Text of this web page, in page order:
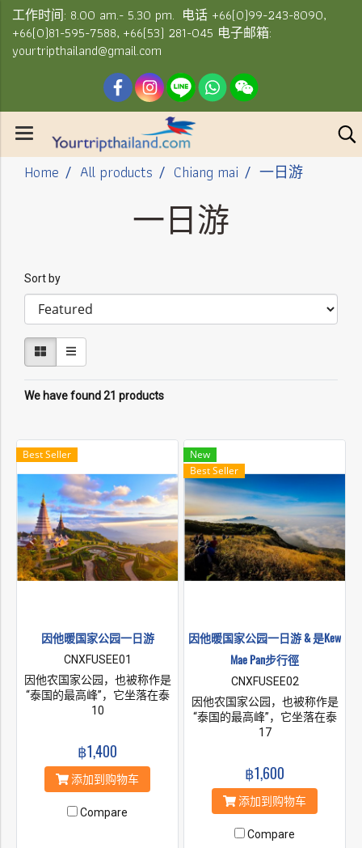
工作时间: 8.00 am.- 5.30 pm. 电话 +66(0)99-243-8090,
+66(0)81-595-7588, +66(53) 281-045 电子邮箱:
yourtripthailand@gmail.com
Home All products Chiang mai 一日游
一日游
Sort by
We have found 21 products
Best Seller
因他暖国家公园一日游
CNXFUSEE01
因他农国家公园，也被称作是
“泰国的最高峰”，它坐落在泰
国清迈府以南的他农通柴山
儿可真高”！ 这附近蜿蜒盘旋
的山脉和它形成鲜明的对比,让
您真实地感受到“会当凌绝顶一
宝塔，一座是代表现任国王
10
฿1,400
添加到购物车
Compare
New
Best Seller
因他暖国家公园一日游 & 是Kew
Mae Pan步行徑
CNXFUSEE02
因他农国家公园，也被称作是
“泰国的最高峰”，它坐落在泰
国清迈府以南的他农通柴山
儿可真高”！ 这附近蜿蜒盘旋
的山脉和它形成鲜明的对比,让
您真实地感受到“会当凌绝顶一
宝塔，一座是代表现任国王
17
฿1,600
添加到购物车
Compare